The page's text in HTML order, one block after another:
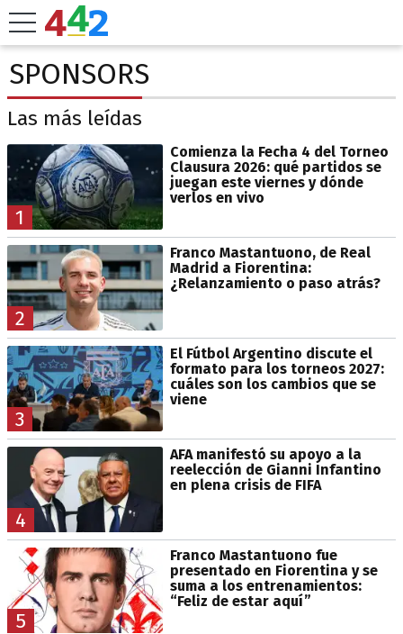
SPONSORS
Las más leídas
1
Comienza la Fecha 4 del Torneo
Clausura 2026: qué partidos se
juegan este viernes y dónde
verlos en vivo
2
Franco Mastantuono, de Real
Madrid a Fiorentina:
¿Relanzamiento o paso atrás?
3
El Fútbol Argentino discute el
formato para los torneos 2027:
cuáles son los cambios que se
viene
4
AFA manifestó su apoyo a la
reelección de Gianni Infantino
en plena crisis de FIFA
5
Franco Mastantuono fue
presentado en Fiorentina y se
suma a los entrenamientos:
“Feliz de estar aquí”